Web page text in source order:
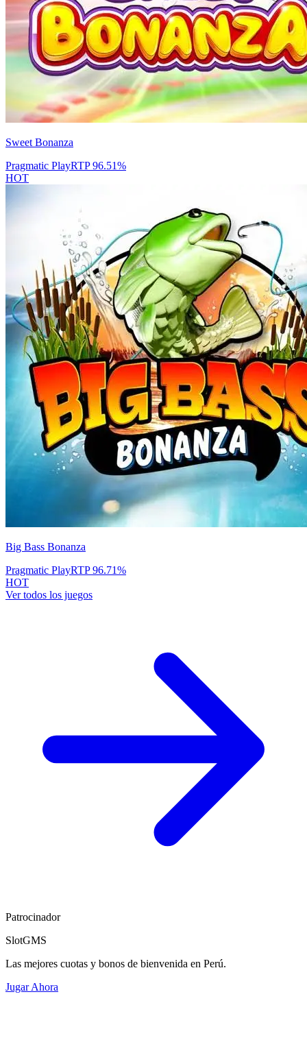
Sweet Bonanza
Pragmatic PlayRTP96.51%
HOT
Big Bass Bonanza
Pragmatic PlayRTP96.71%
HOT
Ver todos los juegos
Patrocinador
SlotGMS
Las mejores cuotas y bonos de bienvenida en Perú.
Jugar Ahora